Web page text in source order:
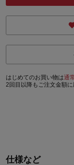
はじめてのお買い物は通
2回目以降もご注文金額
仕様など